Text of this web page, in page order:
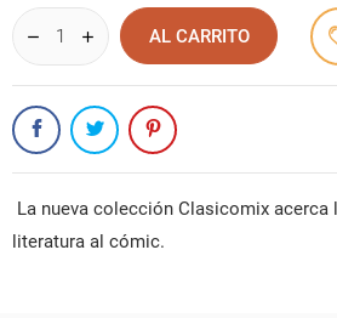
AL CARRITO
La nueva colección Clasicomix
literatura al cómic.